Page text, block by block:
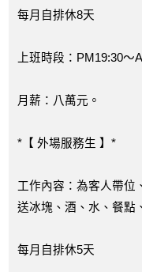
每月自排休8天
上班時段：PM19:30～
月薪：八萬元。
*【 外場服務生 】*
工作內容：為客人帶位
送冰塊、酒、水、餐點
每月自排休5天